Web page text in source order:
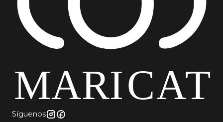
Síguenos